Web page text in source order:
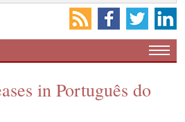
in Português do